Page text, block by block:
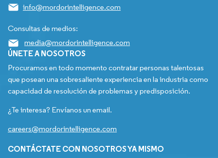
info@mordorintelligence.com
Consultas de medios:
media@mordorintelligence.com
ÚNETE A NOSOTROS
Procuramos en todo momento contratar personas talentosas
que posean una sobresaliente experiencia en la industria como
capacidad de resolución de problemas y predisposición.
¿Te interesa? Envíanos un email.
careers@mordorintelligence.com
CONTÁCTATE CON NOSOTROS YA MISMO